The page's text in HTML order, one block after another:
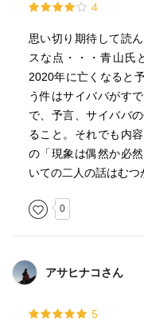
4
思い切り期待して読
スな点・・・青山氏
2020年に亡くなると
う件はサイババがす
で、予言、サイババ
ること。それでも内
の「現象は偶然か必
いての二人の話はむつ
0
アサヒナコさん
5